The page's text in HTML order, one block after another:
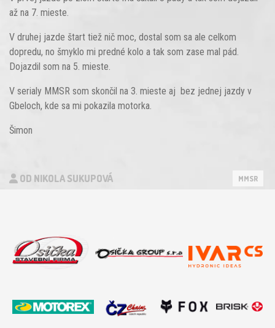
až na 7. mieste.
V druhej jazde štart tiež nič moc, dostal som sa ale celkom
dopredu, no šmyklo mi predné kolo a tak som zase mal pád.
Dojazdil som na 5. mieste.
V serialy MMSR som skončil na 3. mieste aj bez jednej jazdy v
Gbeloch, kde sa mi pokazila motorka.
Šimon
OD NIKOLA SUKUPOVÁ MMSR